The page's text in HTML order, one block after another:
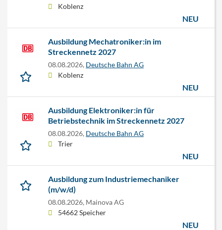
Koblenz
NEU
Ausbildung Mechatroniker:in im
Streckennetz 2027
08.08.2026, Deutsche Bahn AG
Koblenz
NEU
Ausbildung Elektroniker:in für
Betriebstechnik im Streckennetz 2027
08.08.2026, Deutsche Bahn AG
Trier
NEU
Ausbildung zum Industriemechaniker
(m/w/d)
08.08.2026, Mainova AG
54662 Speicher
NEU